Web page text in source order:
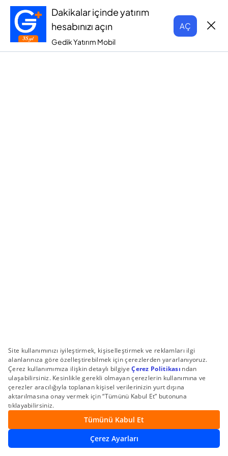
Dakikalar içinde yatırım
hesabınızı açın
Gedik Yatırım Mobil
AÇ